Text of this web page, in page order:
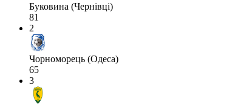
Буковина (Чернівці)
81
2
Чорноморець (Одеса)
65
3